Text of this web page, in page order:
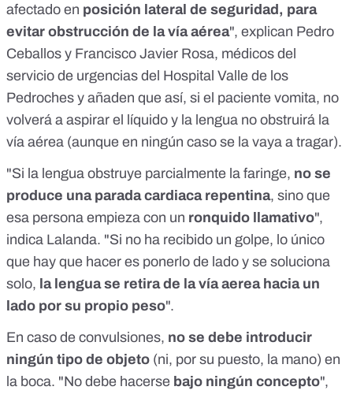
afectado en posición lateral de seguridad, para
evitar obstrucción de la vía aérea", explican Pedro
Ceballos y Francisco Javier Rosa, médicos del
servicio de urgencias del Hospital Valle de los
Pedroches y añaden que así, si el paciente vomita, no
volverá a aspirar el líquido y la lengua no obstruirá la
vía aérea (aunque en ningún caso se la vaya a tragar).
"Si la lengua obstruye parcialmente la faringe, no se
produce una parada cardiaca repentina, sino que
esa persona empieza con un ronquido llamativo",
indica Lalanda. "Si no ha recibido un golpe, lo único
que hay que hacer es ponerlo de lado y se soluciona
solo, la lengua se retira de la vía aerea hacia un
lado por su propio peso".
En caso de convulsiones, no se debe introducir
ningún tipo de objeto (ni, por su puesto, la mano) en
la boca. "No debe hacerse bajo ningún concepto",